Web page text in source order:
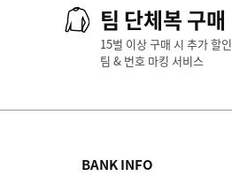
팀 단체복 구매
15벌 이상 구매 시 추가 할인
팀 & 번호 마킹 서비스
BANK INFO